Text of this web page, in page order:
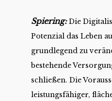
Spiering:Die
Potenzial das Leben
grundlegend zu
bestehende
schließen. Die
leistungsfähiger,